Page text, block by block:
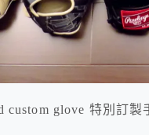
custom glove 特別訂製